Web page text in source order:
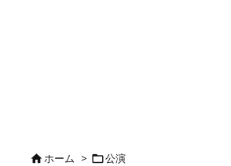
ホーム > 公演